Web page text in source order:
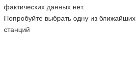
фактических данных нет.
Попробуйте выбрать одну из ближайших
станций